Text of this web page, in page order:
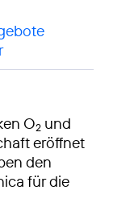
O2 und
eröffnet
den
für die